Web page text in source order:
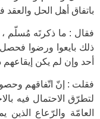
باتفاق أهل الحل والعقد
فقال : ما ذكرتَه مُسلّم
ذلك بايعوا ورضوا
أحد وإن لم يكن
فقلت : إنّ اتّفاقهم
لتطرّق الاحتمال فيه
العامّة والرّعاع